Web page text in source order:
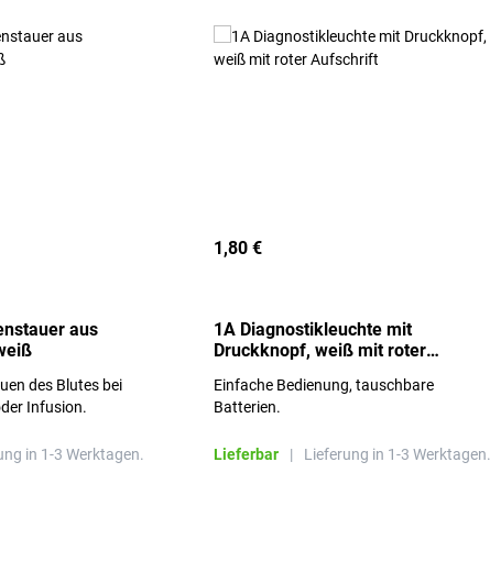
aus
des Blutes bei
Infusion.
in 1-3 Werktagen.
1,80 €
1A Diagnostikleuchte mit
Druckknopf, weiß mit roter
Einfache Bedienung, tauschbare
Batterien.
Lieferbar | Lieferung in 1-3 Werktagen.